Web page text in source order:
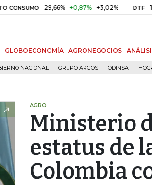
29,66% +0,87% +3,02% DTF 10,34%
GLOBOECONOMÍA AGRONEGOCIOS
NACIONAL GRUPO ARGOS ODINSA
AGRO
Ministerio
estatus de
Colombia